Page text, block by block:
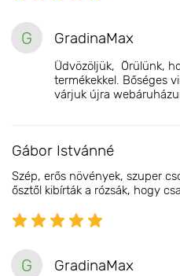
G GradinaMax
Üdvözöljük, Örülünk,
termékekkel. Bőséges
várjuk újra
Gábor Istvánné
Szép, erős növények, szuper
ősztől kibírták a rózsák, hogy
G GradinaMax